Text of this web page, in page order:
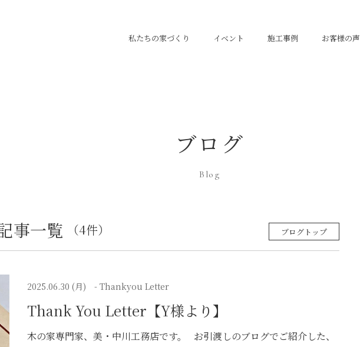
私たちの家づくり イベント 施工事例 お客様の声
ブログ
Blog
事一覧 （4件） ブログトップ
2025.06.30 (月) - Thankyou Letter
Thank You Letter【Y様より】
木の家専門家、美・中川工務店です。 お引渡しのブログでご紹介した、